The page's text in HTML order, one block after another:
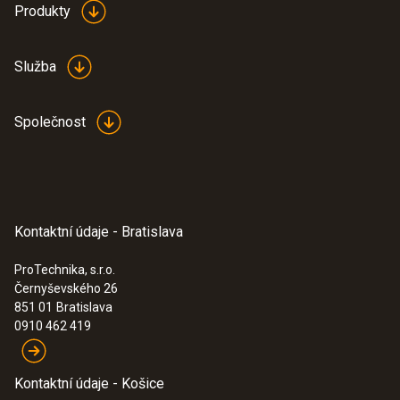
Produkty
Služba
Společnost
Kontaktní údaje - Bratislava
ProTechnika, s.r.o.
Černyševského 26
851 01 Bratislava
0910 462 419
Kontaktní údaje - Košice